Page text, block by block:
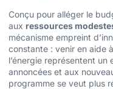
Conçu pour alléger le
aux ressources
mécanisme empreint
constante : venir en aide
l’énergie représentent un
annoncées et aux
programme se veut plus